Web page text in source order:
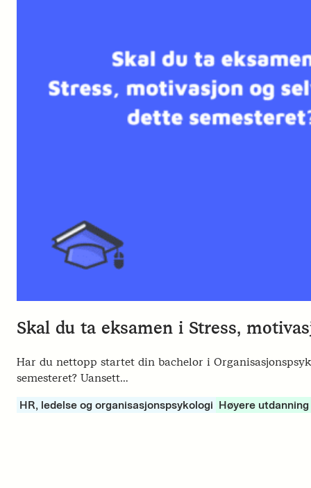
Skal du ta eksamen i Stress,
Har du nettopp startet din bachelor i
semesteret? Uansett…
HR, ledelse og organisasjonspsykologi Høyere utdanning